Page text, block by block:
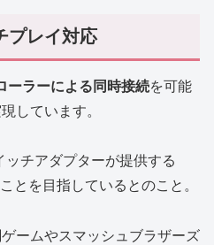
プレイ対応
ーラーによる同時接続を可能
しています。
チアダプターが提供する
とを目指しているとのこと。
ームやスマッシュブラザーズ